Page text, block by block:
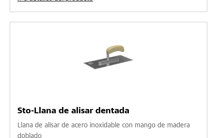
Sto-Llana de alisar dentada
Llana de alisar de acero inoxidable con mango de madera
doblado